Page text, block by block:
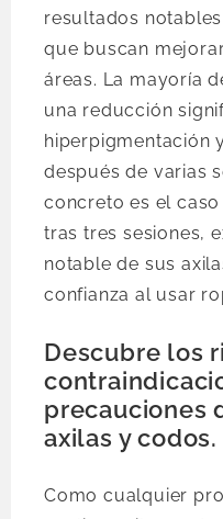
resultados
que buscan
áreas. La mayoría
una reducción
hiperpigmentación
después de varias
concreto es el
tras tres sesiones,
notable de sus
confianza al usar
Descubre los
precauciones
axilas y codos.
Como cualquier